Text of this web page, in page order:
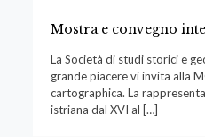
Mostra e convegno
La Società di studi storici e
grande piacere vi invita alla
cartographica. La
istriana dal XVI al […]